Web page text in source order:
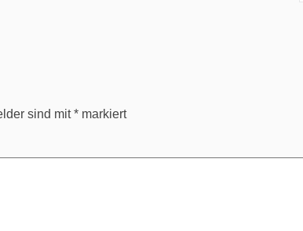
sind mit* markiert